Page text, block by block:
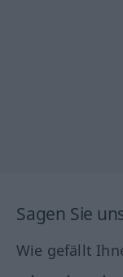
Sagen Sie
Wie gefällt